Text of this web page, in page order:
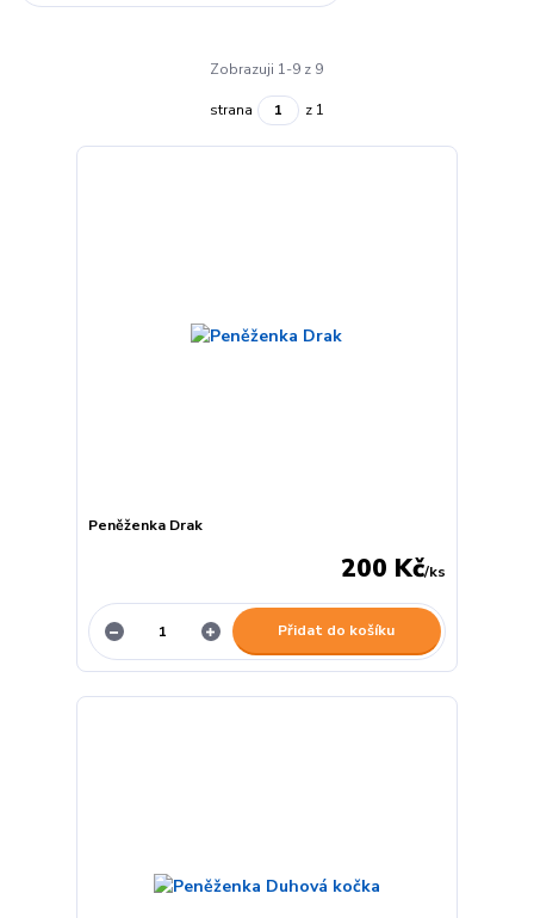
Zobrazuji 1-9 z 9
strana z 1
Peněženka Drak
200 Kč/ks
Přidat do košíku